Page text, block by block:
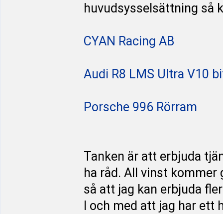
huvudsysselsättning så
CYAN Racing AB
Audi R8 LMS Ultra V10
Porsche 996 Rörram
Tanken är att erbjuda
ha råd. All vinst
så att jag kan erbjuda
I och med att jag har ett